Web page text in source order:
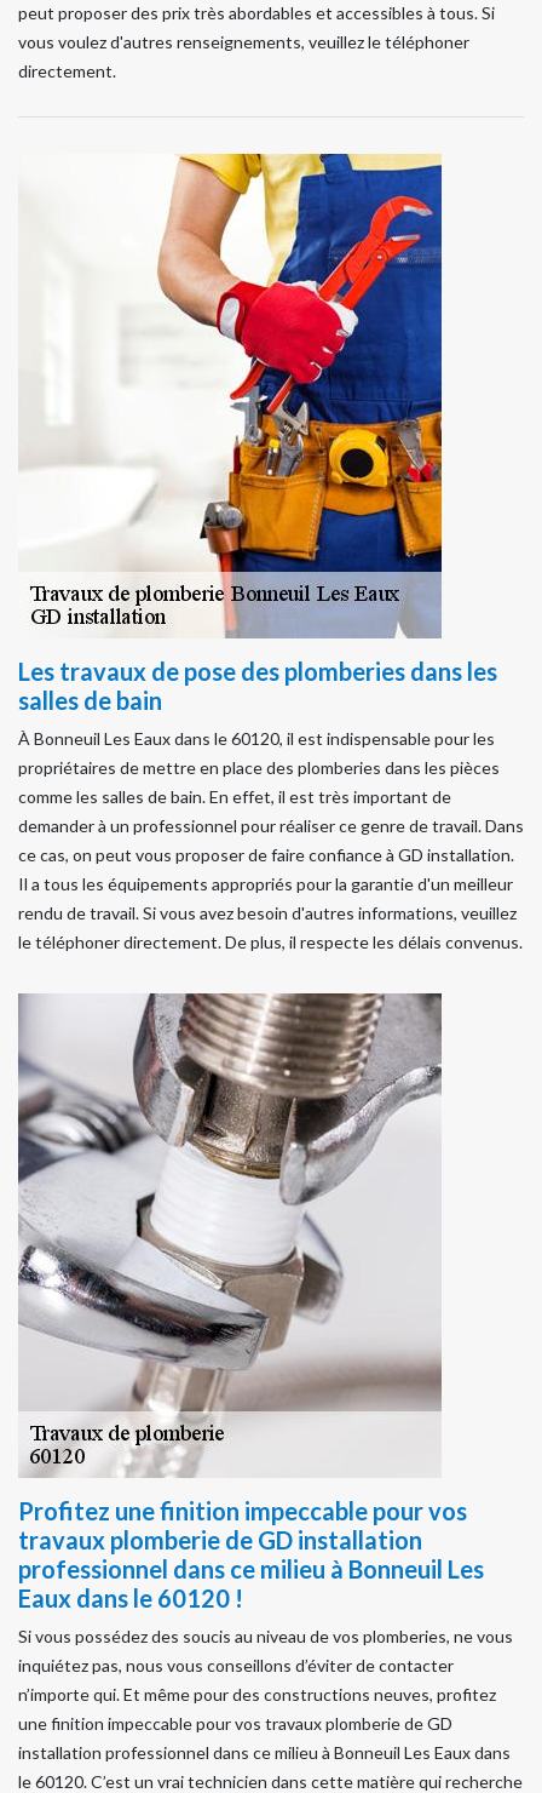
peut proposer des prix très abordables et accessibles à tous. Si
vous voulez d'autres renseignements, veuillez le téléphoner
directement.
Les travaux de pose des plomberies dans les
salles de bain
À Bonneuil Les Eaux dans le 60120, il est indispensable pour les
propriétaires de mettre en place des plomberies dans les pièces
comme les salles de bain. En effet, il est très important de
demander à un professionnel pour réaliser ce genre de travail. Dans
ce cas, on peut vous proposer de faire confiance à GD installation.
Il a tous les équipements appropriés pour la garantie d'un meilleur
rendu de travail. Si vous avez besoin d'autres informations, veuillez
le téléphoner directement. De plus, il respecte les délais convenus.
Profitez une finition impeccable pour vos
travaux plomberie de GD installation
professionnel dans ce milieu à Bonneuil Les
Eaux dans le 60120 !
Si vous possédez des soucis au niveau de vos plomberies, ne vous
inquiétez pas, nous vous conseillons d’éviter de contacter
n’importe qui. Et même pour des constructions neuves, profitez
une finition impeccable pour vos travaux plomberie de GD
installation professionnel dans ce milieu à Bonneuil Les Eaux dans
le 60120. C’est un vrai technicien dans cette matière qui recherche